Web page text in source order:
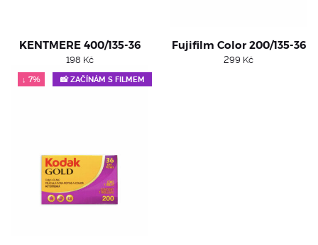
KENTMERE 400/135-36
198 Kč
Fujifilm Color 200/135-36
299 Kč
📸 ZAČÍNÁM S FILMEM
↓ 7%